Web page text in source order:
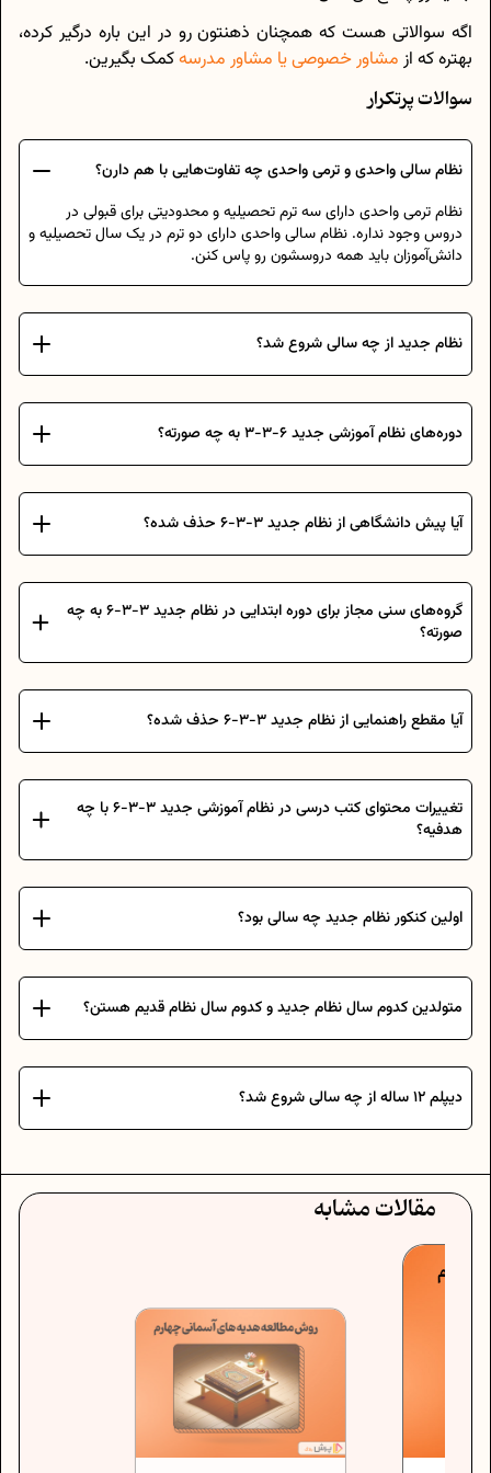
اگه سوالاتی هست که همچنان ذهنتون رو در این باره درگیر کرده،
بهتره که از مشاور خصوصی یا مشاور مدرسهکمک بگیرین.
سوالات پرتکرار
نظام سالی واحدی و ترمی واحدی چه تفاوت‌هایی با هم دارن؟
نظام ترمی واحدی دارای سه ترم تحصیلیه و محدودیتی برای قبولی در
دروس وجود نداره. نظام سالی واحدی دارای دو ترم در یک سال تحصیلیه و
دانش‌آموزان باید همه دروسشون رو پاس کنن.
نظام جدید از چه سالی شروع شد؟
دوره‌های نظام آموزشی جدید ۶-۳-۳ به چه صورته؟
آیا پیش دانشگاهی از نظام جدید ۳-۳-۶ حذف شده؟
گروه‌های سنی مجاز برای دوره ابتدایی در نظام جدید ۳-۳-۶ به چه
صورته؟
آیا مقطع راهنمایی از نظام جدید ۳-۳-۶ حذف شده؟
تغییرات محتوای کتب درسی در نظام آموزشی جدید ۳-۳-۶ با چه
هدفیه؟
اولین کنکور نظام جدید چه سالی بود؟
متولدین کدوم سال نظام جدید و کدوم سال نظام قدیم هستن؟
دیپلم ۱۲ ساله از چه سالی شروع شد؟
مقالات مشابه